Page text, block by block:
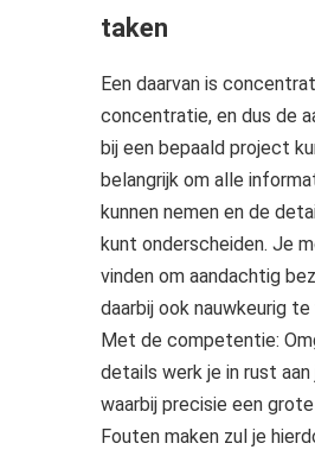
taken
Een daarvan is
concentratie, en dus de
bij een bepaald project
belangrijk om alle
kunnen nemen en de
kunt onderscheiden. Je
vinden om aandachtig
daarbij ook nauwkeurig te
Met de competentie:
details werk je in rust
waarbij precisie een
Fouten maken zul je